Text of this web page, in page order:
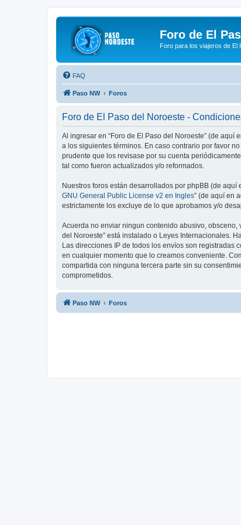
Foro de El
Foro para los viajeros de El
FAQ
Paso NW Foros
Foro de El Paso del Noroeste -
Al ingresar en “Foro de El Paso del Noroeste” (de aquí
a los siguientes términos. En caso contrario por favor
prudente que los revisase por su cuenta
tal como fueron actualizados y/o reformados.
Nuestros foros están desarrollados por phpBB (de aquí
GNU General Public License v2 en Ingles” (de aquí en
estrictamente los excluye de lo que aprobamos y/o
Acuerda no enviar ningun contenido abusivo,
del Noroeste” está instalado o Leyes Internacionales.
Las direcciones IP de todos los envíos son registradas
en cualquier momento que lo creamos conveniente.
compartida con ninguna tercera parte sin su
comprometidos.
Paso NW Foros